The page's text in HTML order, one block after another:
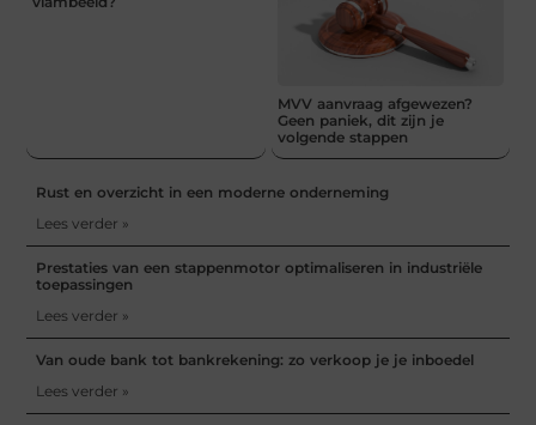
MVV aanvraag afgewezen?
Geen paniek, dit zijn je
volgende stappen
Rust en overzicht in een moderne onderneming
Lees verder »
Prestaties van een stappenmotor optimaliseren in industriële
toepassingen
Lees verder »
Van oude bank tot bankrekening: zo verkoop je je inboedel
Lees verder »